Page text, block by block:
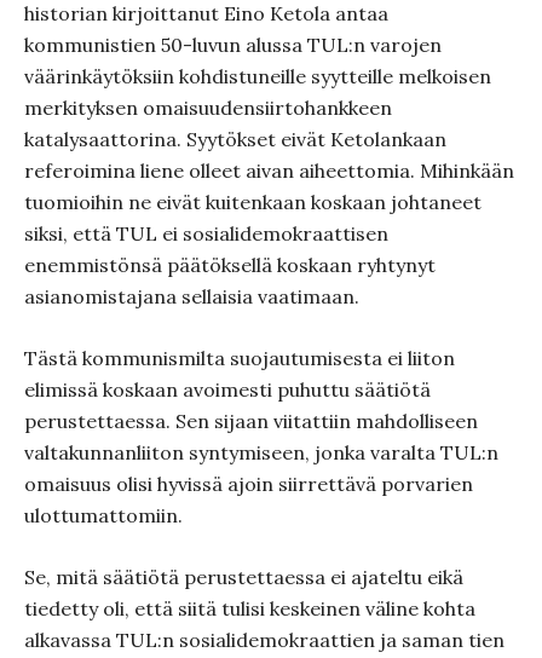
historian kirjoittanut Eino Ketola antaa
kommunistien 50-luvun alussa TUL:n varojen
väärinkäytöksiin kohdistuneille syytteille melkoisen
merkityksen omaisuudensiirtohankkeen
katalysaattorina. Syytökset eivät Ketolankaan
referoimina liene olleet aivan aiheettomia. Mihinkään
tuomioihin ne eivät kuitenkaan koskaan johtaneet
siksi, että TUL ei sosialidemokraattisen
enemmistönsä päätöksellä koskaan ryhtynyt
asianomistajana sellaisia vaatimaan.
Tästä kommunismilta suojautumisesta ei liiton
elimissä koskaan avoimesti puhuttu säätiötä
perustettaessa. Sen sijaan viitattiin mahdolliseen
valtakunnanliiton syntymiseen, jonka varalta TUL:n
omaisuus olisi hyvissä ajoin siirrettävä porvarien
ulottumattomiin.
Se, mitä säätiötä perustettaessa ei ajateltu eikä
tiedetty oli, että siitä tulisi keskeinen väline kohta
alkavassa TUL:n sosialidemokraattien ja saman tien